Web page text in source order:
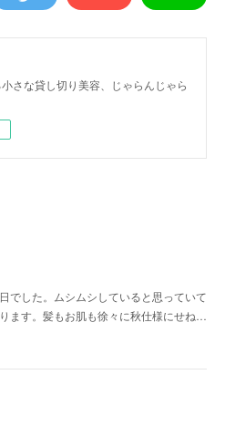
さな貸し切り美容、じゃらんじゃら
でした。ムシムシしていると思っていて
ます。髪もお肌も徐々に秋仕様にせね…